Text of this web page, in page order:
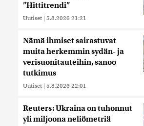
”Hittitrendi”
Uutiset | 5.8.2026 21:21
Nämä ihmiset sairastuvat
muita herkemmin sydän- ja
verisuonitauteihin, sanoo
tutkimus
Uutiset | 5.8.2026 22:01
Reuters: Ukraina on tuhonnut
yli miljoona neliömetriä